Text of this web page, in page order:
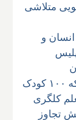
نفر تورنتویی متلاشی
و
دستگیری مرد تورنتویی که ۱۰۰ کودک
کلگری
تجاوز